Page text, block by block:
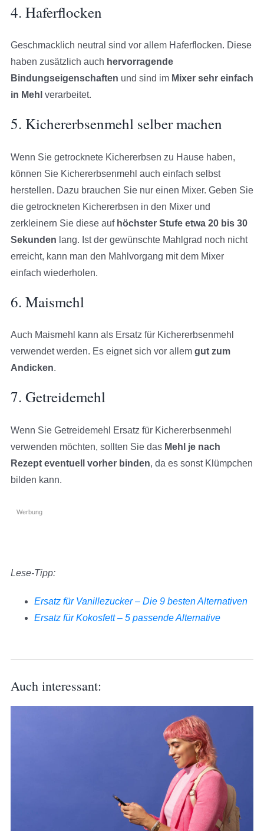
4. Haferflocken
Geschmacklich neutral sind vor allem Haferflocken. Diese
haben zusätzlich auch hervorragende
Bindungseigenschaften und sind im Mixer sehr einfach
in Mehl verarbeitet.
5. Kichererbsenmehl selber machen
Wenn Sie getrocknete Kichererbsen zu Hause haben,
können Sie Kichererbsenmehl auch einfach selbst
herstellen. Dazu brauchen Sie nur einen Mixer. Geben Sie
die getrockneten Kichererbsen in den Mixer und
zerkleinern Sie diese auf höchster Stufe etwa 20 bis 30
Sekunden lang. Ist der gewünschte Mahlgrad noch nicht
erreicht, kann man den Mahlvorgang mit dem Mixer
einfach wiederholen.
6. Maismehl
Auch Maismehl kann als Ersatz für Kichererbsenmehl
verwendet werden. Es eignet sich vor allem gut zum
Andicken.
7. Getreidemehl
Wenn Sie Getreidemehl Ersatz für Kichererbsenmehl
verwenden möchten, sollten Sie das Mehl je nach
Rezept eventuell vorher binden, da es sonst Klümpchen
bilden kann.
Werbung
Lese-Tipp:
Ersatz für Vanillezucker – Die 9 besten Alternativen
Ersatz für Kokosfett – 5 passende Alternative
Auch interessant: